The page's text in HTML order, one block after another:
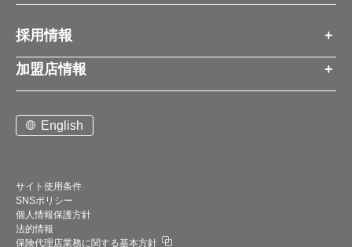
会社情報
お知らせ
経営方針
事業展開
中期経営計画
デジタルトランスフォーメーション（DX）
プレスリリース
コーポレートブログ
お問い合わせ
採用情報
採用情報トップ
新卒営業職
中途営業職
新卒・中途アフターサービス職
アルバイト
加盟店情報
ご契約までの流れと費用
仕組みメリット
加盟店紹介
お問い合わせ
English
サイト使用条件
SNSポリシー
個人情報保護方針
法的情報
保険代理店業務に関する基本方針